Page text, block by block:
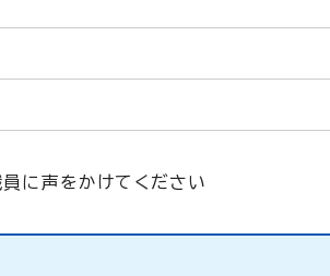
に声をかけてください